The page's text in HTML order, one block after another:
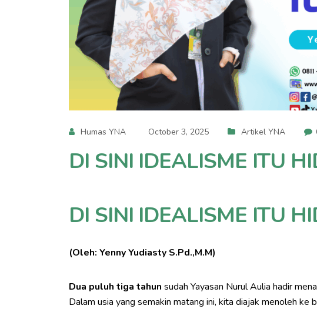
Humas YNA October 3, 2025 Artikel YNA
DI SINI IDEALISME ITU
DI SINI IDEALISME ITU
(Oleh: Yenny Yudiasty S.Pd.,M.M)
Dua puluh tiga tahun sudah Yayasan Nurul Aulia hadir
Dalam usia yang semakin matang ini, kita diajak menoleh ke